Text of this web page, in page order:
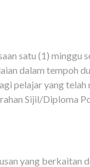
satu (1) minggu
dalam tempoh
pelajar yang
Sijil/Diploma
yang berkaitan